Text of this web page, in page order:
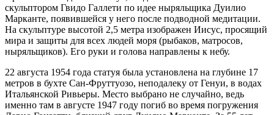
скульптором Гвидо Галлети по идее ныряльщика Дуилио
Марканте, появившейся у него после подводной медитации.
На скульптуре высотой 2,5 метра изображен Иисус, просящий
мира и защиты для всех людей моря (рыбаков, матросов,
ныряльщиков). Его руки и голова направлены к небу.
22 августа 1954 года статуя была установлена на глубине 17
метров в бухте Сан-Фруттуозо, неподалеку от Генуи, в водах
Итальянской Ривьеры. Место выбрано не случайно, ведь
именно там в августе 1947 году погиб во время погружения